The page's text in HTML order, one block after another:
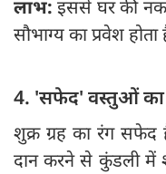
लाभ:इससे घर की
सौभाग्य का प्रवेश होता
4. 'सफेद' वस्तुओं का
शुक्र ग्रह का रंग सफेद
दान करने से कुंडली में